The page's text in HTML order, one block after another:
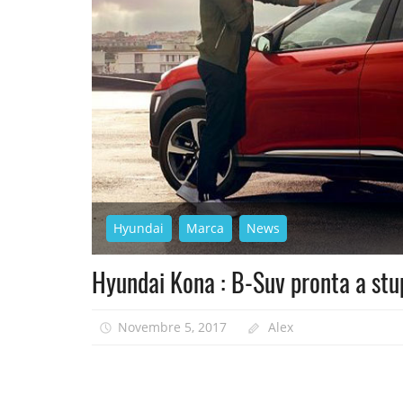
Hyundai Marca News
Hyundai Kona : B-Suv pronta a
Novembre 5, 2017 Alex